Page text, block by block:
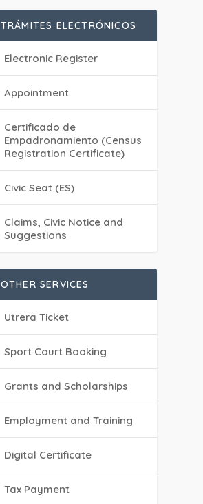
TRÁMITES ELECTRÓNICOS
Electronic Register
Appointment
Certificado de
Empadronamiento (Census
Registration Certificate)
Civic Seat (ES)
Claims, Civic Notice and
Suggestions
OTHER SERVICES
Utrera Ticket
Sport Court Booking
Grants and Scholarships
Employment and Training
Digital Certificate
Tax Payment